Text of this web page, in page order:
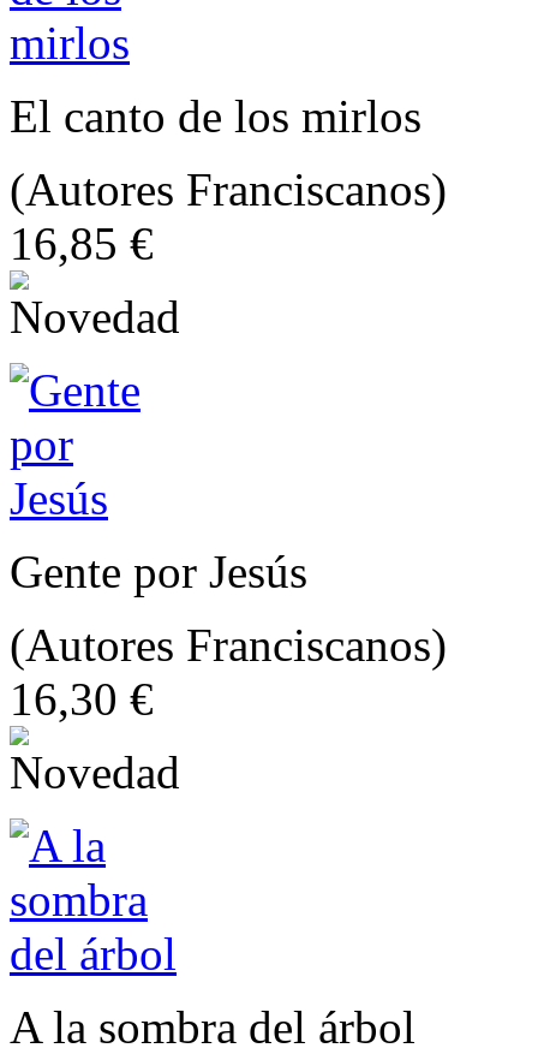
El canto de los mirlos
(Autores Franciscanos)
16,85 €
Gente por Jesús
(Autores Franciscanos)
16,30 €
A la sombra del árbol